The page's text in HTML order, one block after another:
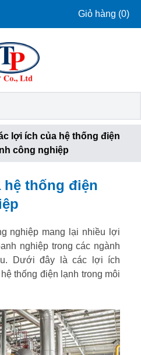
Giỏ hàng (0)
lợi ích của hệ thống điện
công nghiệp
hệ thống điện
nghiệp mang lại nhiều lợi
nghiệp trong các ngành
Dưới đây là các lợi ích
thống điện lạnh trong môi